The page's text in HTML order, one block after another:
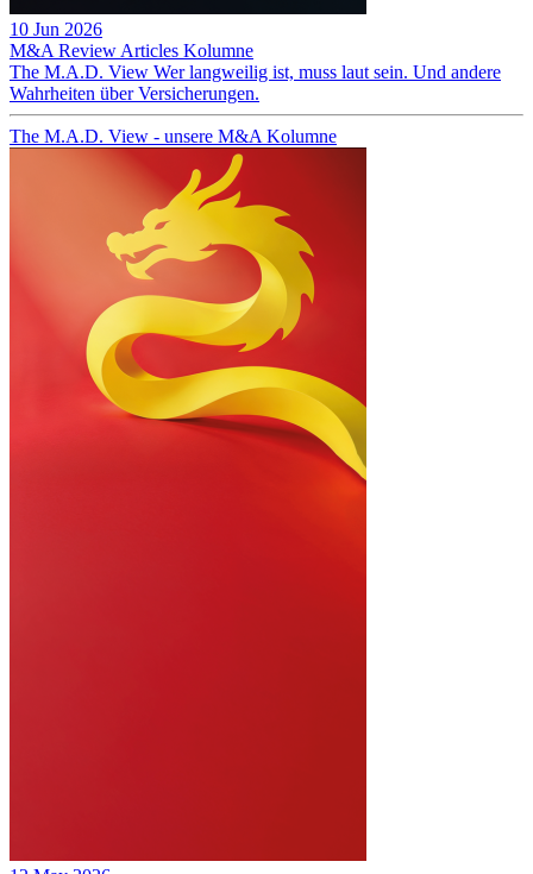
10 Jun 2026
M&A Review Articles Kolumne
The M.A.D. View Wer langweilig ist, muss laut sein. Und andere
Wahrheiten über Versicherungen.
The M.A.D. View - unsere M&A Kolumne